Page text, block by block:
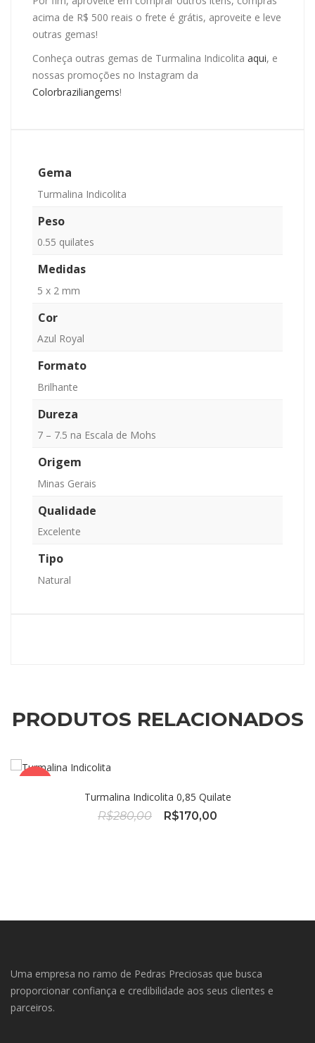
acima de R$ 500 reais o frete é grátis, aproveite e leve
outras gemas!
Conheça outras gemas de Turmalina Indicolita aqui, e
nossas promoções no Instagram da
Colorbraziliangems!
Gema
Turmalina Indicolita
Peso
0.55 quilates
Medidas
5 x 2 mm
Cor
Azul Royal
Formato
Brilhante
Dureza
7 – 7.5 na Escala de Mohs
Origem
Minas Gerais
Qualidade
Excelente
Tipo
Natural
PRODUTOS RELACIONADOS
Turmalina Indicolita 0,85 Quilate
R$280,00
O
R$170,00
Uma empresa no ramo de Pedras Preciosas que busca
proporcionar confiança e credibilidade aos seus clientes e
parceiros.